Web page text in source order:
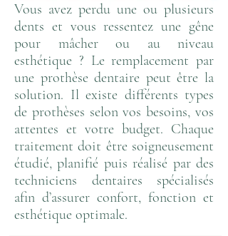
Vous avez perdu une ou plusieurs
dents et vous ressentez une gêne
pour mâcher ou au niveau
esthétique ? Le remplacement par
une prothèse dentaire peut être la
solution. Il existe différents types
de prothèses selon vos besoins, vos
attentes et votre budget. Chaque
traitement doit être soigneusement
étudié, planifié puis réalisé par des
techniciens dentaires spécialisés
afin d’assurer confort, fonction et
esthétique optimale.